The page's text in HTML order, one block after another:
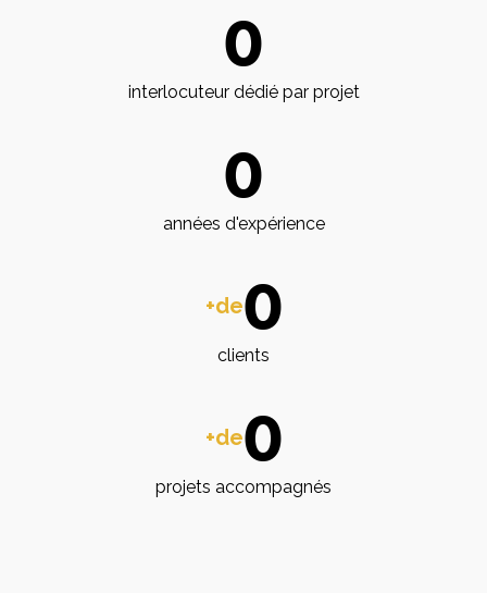
0
interlocuteur dédié par projet
0
années d'expérience
+de0
clients
+de0
projets accompagnés